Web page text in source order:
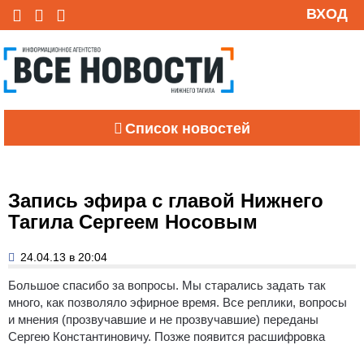
ВХОД
Список новостей
Запись эфира с главой Нижнего
Тагила Сергеем Носовым
24.04.13 в 20:04
Большое спасибо за вопросы. Мы старались задать так
много, как позволяло эфирное время. Все реплики, вопросы
и мнения (прозвучавшие и не прозвучавшие) переданы
Сергею Константиновичу. Позже появится расшифровка